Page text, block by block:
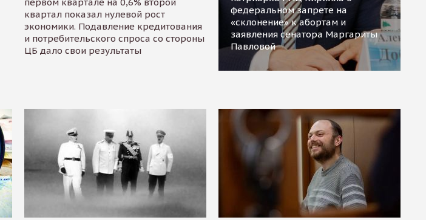
квартал показал нулевой рост
экономики. Подавление кредитования
и потребительского спроса со стороны
ЦБ дало свои результаты
федеральном запрете на
«склонение» к абортам и
заявления сенатора Маргариты
Павловой